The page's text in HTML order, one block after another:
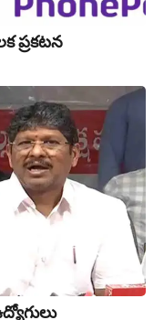
ప్ర‌క‌ట‌న‌